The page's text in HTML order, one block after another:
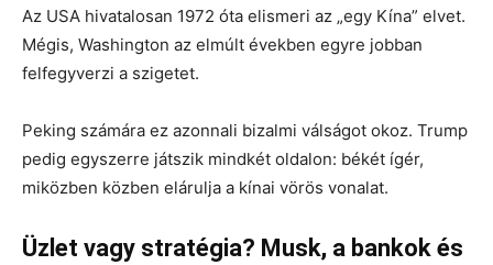
Az USA hivatalosan 1972 óta elismeri az „egy Kína” elvet.
Mégis, Washington az elmúlt években egyre jobban
felfegyverzi a szigetet.
Peking számára ez azonnali bizalmi válságot okoz. Trump
pedig egyszerre játszik mindkét oldalon: békét ígér,
miközben közben elárulja a kínai vörös vonalat.
Üzlet vagy stratégia? Musk, a bankok és